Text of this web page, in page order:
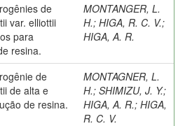
de
var. elliottii
para
resina.
MONTANGER, L.
H.; HIGA, R. C. V.;
HIGA, A. R.
de
de alta e
de resina.
MONTAGNER, L.
H.; SHIMIZU, J. Y.;
HIGA, A. R.; HIGA,
R. C. V.